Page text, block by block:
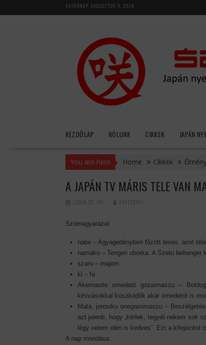
to
VASÁRNAP, AUGUSZTUS 9, 2026
KEZDŐLAP RÓLUNK CIKKEK JAPÁN
You are here Home Cikkek
A JAPÁN TV MÁRIS TELE VAN
2004.01.09. EMTEEFU
Szómagyarázat
nabe – Agyagedényben főzött leves, amit
namako – Tengeri uborka. A Szeto beltenger
szaru – majom
ki – fa
Akemasite omedetó gozaimaszu –
kihívásokkal küszködők akár omedetót is
Mata, jorosiku onegaisimaszu –
azt jelenti, hogy „kérlek, tegyél nekem sok
légy velem idén is kedves”. Ezt a
A nap mondása: